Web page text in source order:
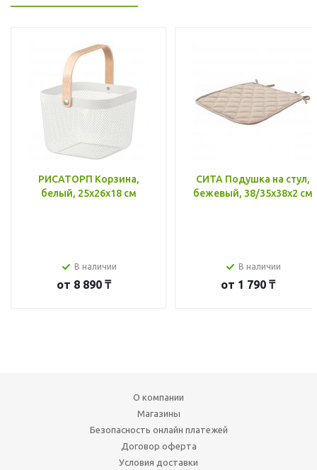
РИСАТОРП Корзина,
белый, 25x26x18 см
В наличии
от 8 890 ₸
СИТА Подушка на стул,
бежевый, 38/35x38x2 см
В наличии
от 1 790 ₸
О компании
Магазины
Безопасность онлайн платежей
Договор оферта
Условия доставки